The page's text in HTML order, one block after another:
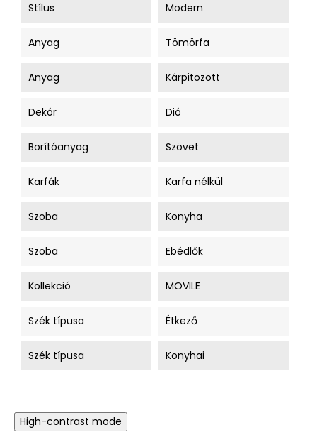
Stílus Modern
Anyag Tömörfa
Anyag Kárpitozott
Dekór Dió
Borítóanyag Szövet
Karfák Karfa nélkül
Szoba Konyha
Szoba Ebédlők
Kollekció MOVILE
Szék típusa Étkező
Szék típusa Konyhai
High-contrast mode